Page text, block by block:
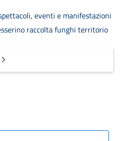
eventi e manifestazioni
raccolta funghi territorio